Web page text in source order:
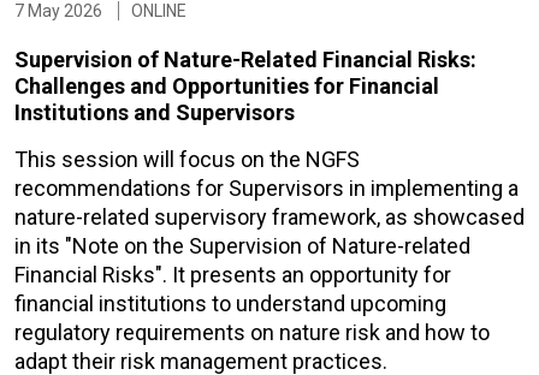
7 May 2026 ONLINE
Supervision of Nature-Related Financial Risks:
Challenges and Opportunities for Financial
Institutions and Supervisors
This session will focus on the NGFS
recommendations for Supervisors in implementing a
nature-related supervisory framework, as showcased
in its "Note on the Supervision of Nature-related
Financial Risks". It presents an opportunity for
financial institutions to understand upcoming
regulatory requirements on nature risk and how to
adapt their risk management practices.